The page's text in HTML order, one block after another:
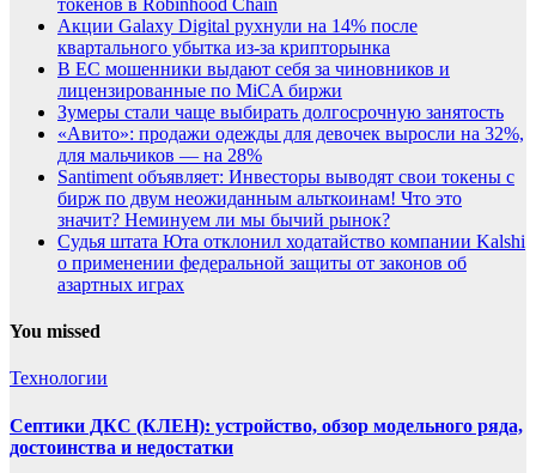
Акции Galaxy Digital рухнули на 14% после
квартального убытка из-за крипторынка
В ЕС мошенники выдают себя за чиновников и
лицензированные по MiCA биржи
Зумеры стали чаще выбирать долгосрочную занятость
«Авито»: продажи одежды для девочек выросли на 32%,
для мальчиков — на 28%
Santiment объявляет: Инвесторы выводят свои токены с
бирж по двум неожиданным альткоинам! Что это
значит? Неминуем ли мы бычий рынок?
Судья штата Юта отклонил ходатайство компании Kalshi
о применении федеральной защиты от законов об
азартных играх
You missed
Технологии
Септики ДКС (КЛЕН): устройство, обзор модельного ряда,
достоинства и недостатки